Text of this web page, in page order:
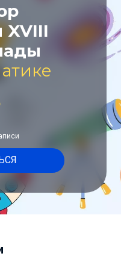
XVIII